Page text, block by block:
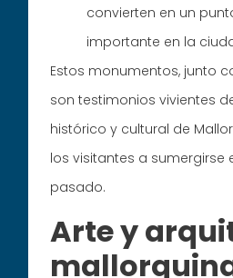
convierten en un
importante en la
Estos monumentos, junto
son testimonios vivientes
histórico y cultural de
los visitantes a sumergirse
pasado.
Arte y